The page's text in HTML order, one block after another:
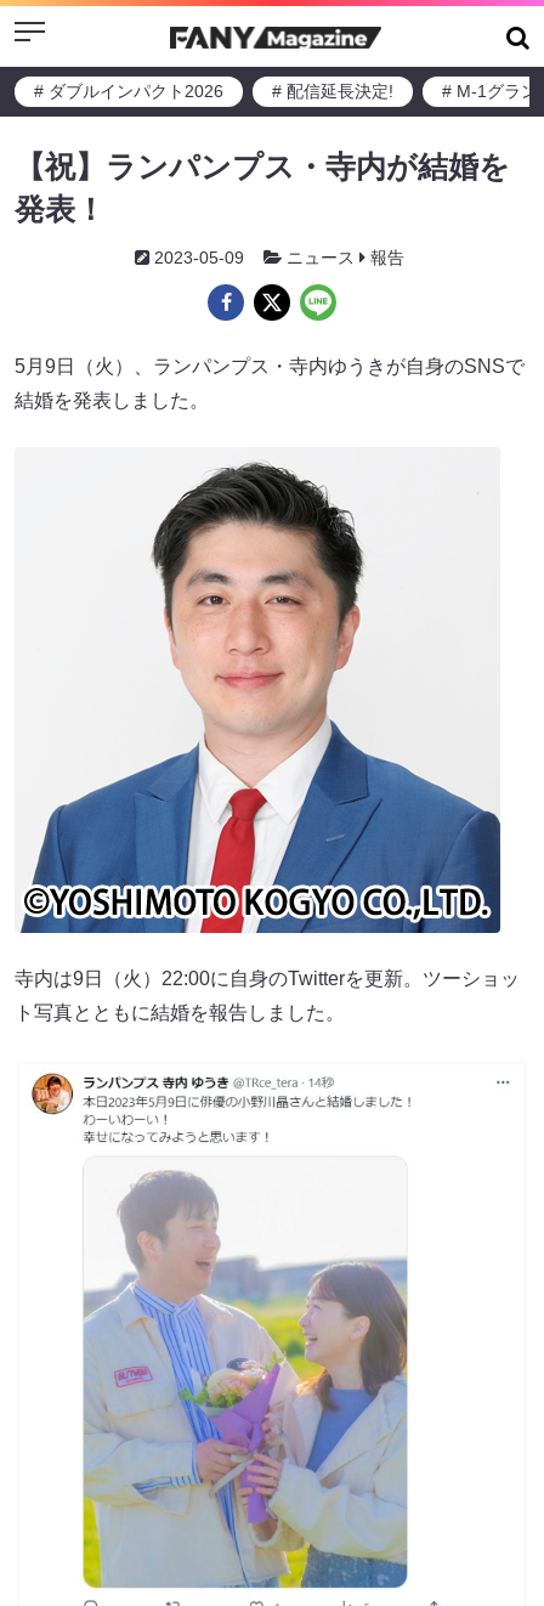
Menu
# ダブルインパクト2026 # 配信延長決定! # M-1グラン
【祝】ランパンプス・寺内が結婚を
発表！
2023-05-09 ニュース 報告
5月9日（火）、ランパンプス・寺内ゆうきが自身のSNSで
結婚を発表しました。
寺内は9日（火）22:00に自身のTwitterを更新。ツーショッ
ト写真とともに結婚を報告しました。